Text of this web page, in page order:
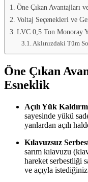
Öne Çıkan Avantajları
Voltaj Seçenekleri ve
LVC 0,5 Ton Monoray
Aklınızdaki Tüm
Öne Çıkan
Esneklik
Açılı Yük
sayesinde yükü
yanlardan açılı
Kılavuzsuz
sarım kılavuzu
hareket serbestliği
ve açıyla